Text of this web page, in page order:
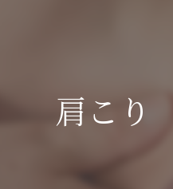
肩こり